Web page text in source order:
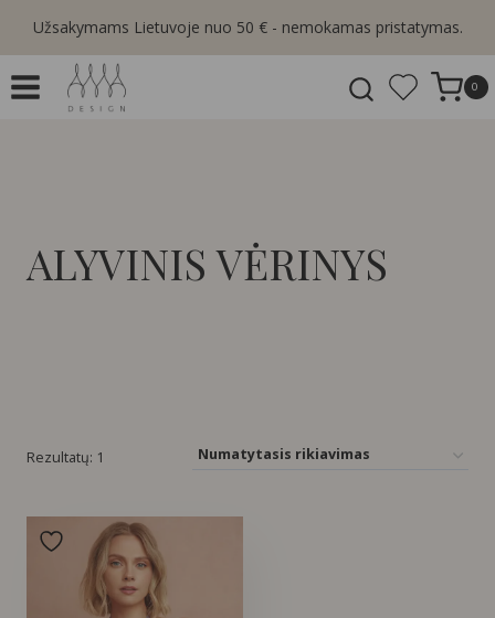
content
Užsakymams Lietuvoje nuo 50 € - nemokamas pristatymas.
0
ALYVINIS VĖRINYS
Rezultatų: 1